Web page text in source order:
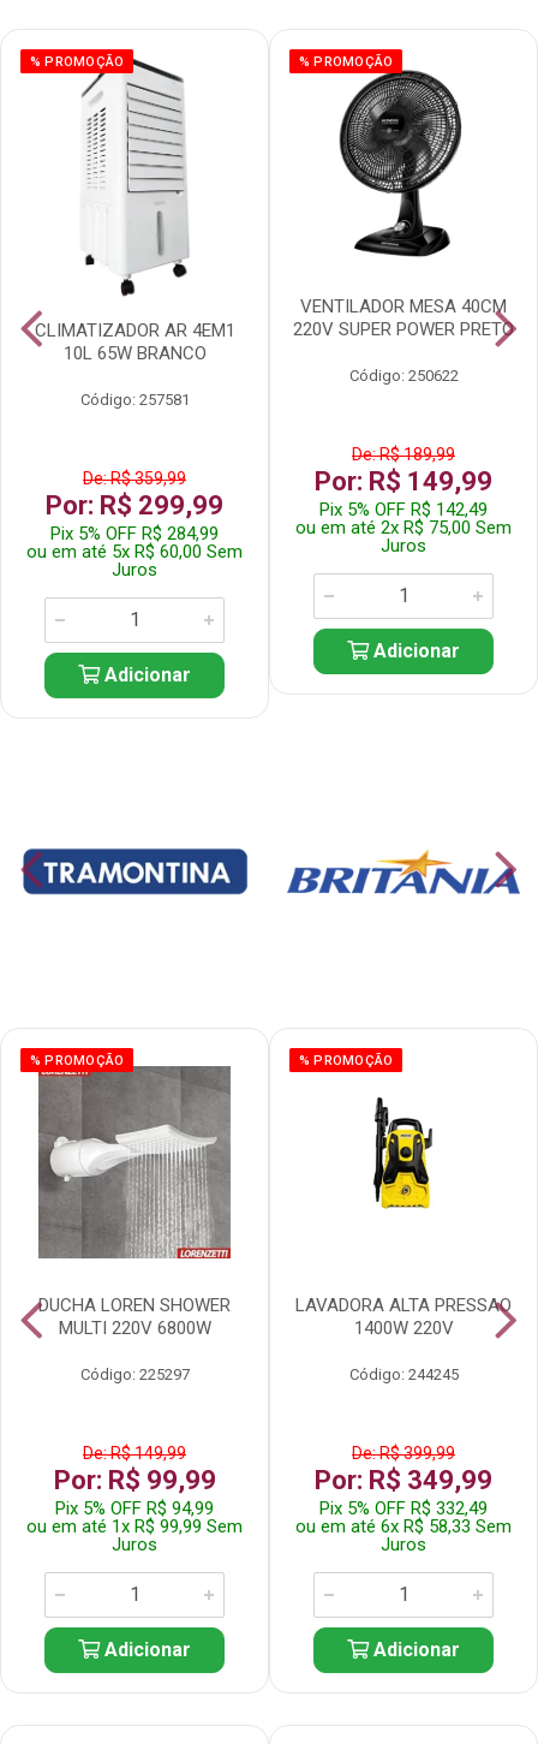
% PROMOÇÃO
CLIMATIZADOR AR 4EM1
10L 65W BRANCO
Código: 257581
De: R$ 359,99
Por: R$ 299,99
Pix 5% OFF R$ 284,99
ou em até 5x R$ 60,00 Sem
Juros
Adicionar
% PROMOÇÃO
VENTILADOR MESA 40CM
220V SUPER POWER PRETO
Código: 250622
De: R$ 189,99
Por: R$ 149,99
Pix 5% OFF R$ 142,49
ou em até 2x R$ 75,00 Sem
Juros
Adicionar
% PROMOÇÃO
DUCHA LOREN SHOWER
MULTI 220V 6800W
Código: 225297
De: R$ 149,99
Por: R$ 99,99
Pix 5% OFF R$ 94,99
ou em até 1x R$ 99,99 Sem
Juros
Adicionar
% PROMOÇÃO
LAVADORA ALTA PRESSAO
1400W 220V
Código: 244245
De: R$ 399,99
Por: R$ 349,99
Pix 5% OFF R$ 332,49
ou em até 6x R$ 58,33 Sem
Juros
Adicionar